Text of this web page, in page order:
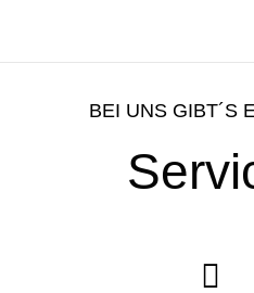
BEI UNS GIBT´S